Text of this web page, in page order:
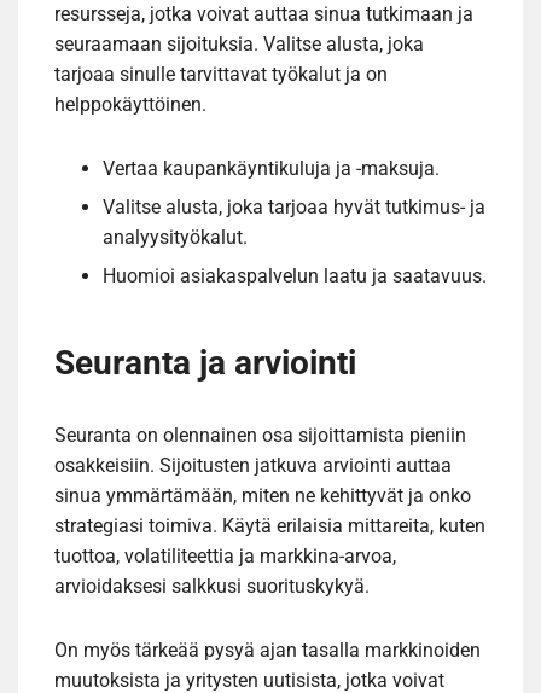
resursseja, jotka voivat auttaa sinua tutkimaan ja
seuraamaan sijoituksia. Valitse alusta, joka
tarjoaa sinulle tarvittavat työkalut ja on
helppokäyttöinen.
Vertaa kaupankäyntikuluja ja -maksuja.
Valitse alusta, joka tarjoaa hyvät tutkimus- ja
analyysityökalut.
Huomioi asiakaspalvelun laatu ja saatavuus.
Seuranta ja arviointi
Seuranta on olennainen osa sijoittamista pieniin
osakkeisiin. Sijoitusten jatkuva arviointi auttaa
sinua ymmärtämään, miten ne kehittyvät ja onko
strategiasi toimiva. Käytä erilaisia mittareita, kuten
tuottoa, volatiliteettia ja markkina-arvoa,
arvioidaksesi salkkusi suorituskykyä.
On myös tärkeää pysyä ajan tasalla markkinoiden
muutoksista ja yritysten uutisista, jotka voivat